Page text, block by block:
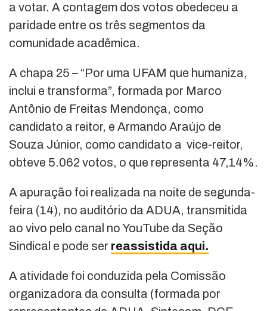
a votar. A contagem dos votos obedeceu a
paridade entre os três segmentos da
comunidade acadêmica.
A chapa 25 – “Por uma UFAM que humaniza,
inclui e transforma”, formada por Marco
Antônio de Freitas Mendonça, como
candidato a reitor, e Armando Araújo de
Souza Júnior, como candidato a vice-reitor,
obteve 5.062 votos, o que representa 47,14%.
A apuração foi realizada na noite de segunda-
feira (14), no auditório da ADUA, transmitida
ao vivo pelo canal no YouTube da Seção
Sindical e pode ser reassistida aqui.
A atividade foi conduzida pela Comissão
organizadora da consulta (formada por